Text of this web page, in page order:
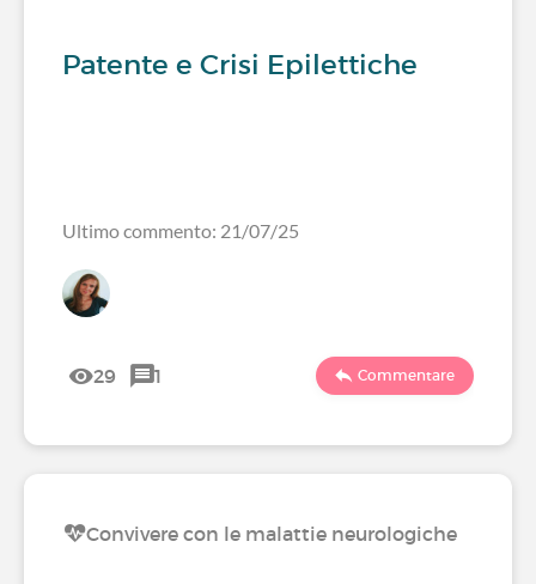
Patente e Crisi Epilettiche
Ultimo commento: 21/07/25
29 1 Commentare
Convivere con le malattie neurologiche